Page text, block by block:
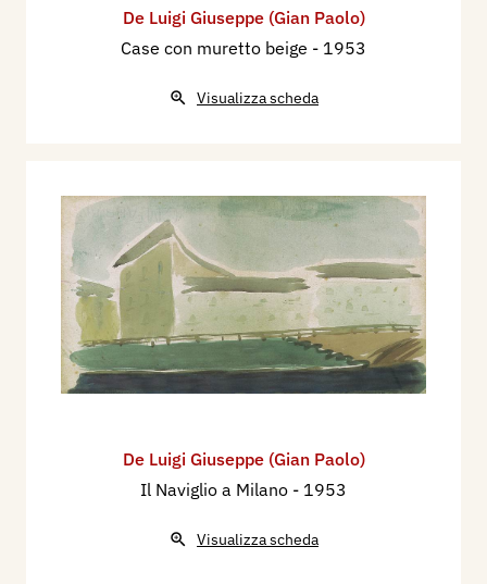
De Luigi Giuseppe (Gian Paolo)
Case con muretto beige - 1953
Visualizza scheda
De Luigi Giuseppe (Gian Paolo)
Il Naviglio a Milano - 1953
Visualizza scheda